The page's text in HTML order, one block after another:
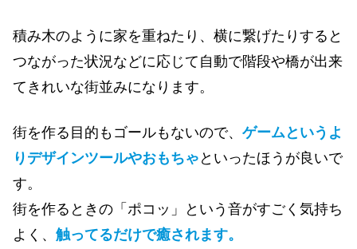
積み木のように家を重ねたり 、 横に繋げたりすると
つながった状況などに応じて自動で階段や橋が出来
てきれいな街並みになります。
街を作る目的もゴールもないので、 ゲームというよ
りデザインツールやおもちゃ といったほうが良いで
す。
街を作るときの「ポコッ」という音がすごく気持ち
よく、 触ってるだけで癒されます。